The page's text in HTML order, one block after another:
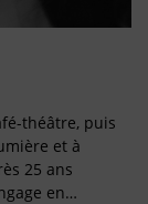
théâtre, puis
et à
25 ans
en…